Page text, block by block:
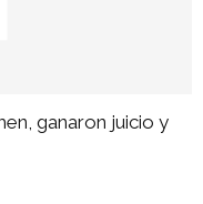
ganaron juicio y